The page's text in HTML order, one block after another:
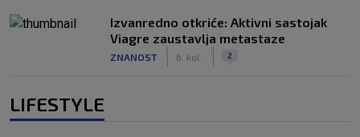
Izvanredno otkriće: Aktivni sastojak
Viagre zaustavlja metastaze
ZNANOST 6. kol. 2
LIFESTYLE